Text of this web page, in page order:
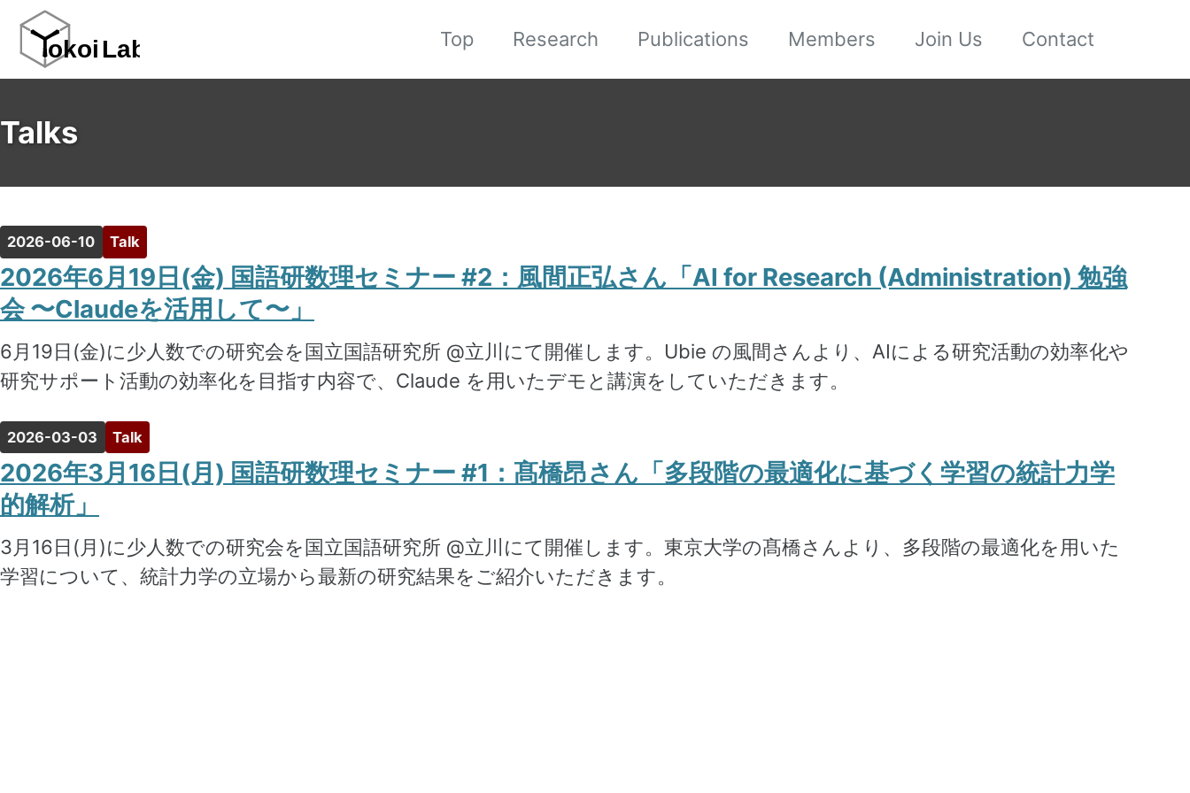
Skip
primary
Skip
content
Skip
footer
Top Research Publications Members Join Us Contact
Talks
2026-06-10 Talk
2026年6月19日(金) 国語研数理セミナー #2：風間正弘さん「AI for Research (Administration) 勉強
会 〜Claudeを活用して〜」
6月19日(金)に少人数での研究会を国立国語研究所 @立川にて開催します。Ubie の風間さんより、AIによる研究活動の効率化や
研究サポート活動の効率化を目指す内容で、Claude を用いたデモと講演をしていただきます。
2026-03-03 Talk
2026年3月16日(月) 国語研数理セミナー #1：髙橋昂さん「多段階の最適化に基づく学習の統計力学
的解析」
3月16日(月)に少人数での研究会を国立国語研究所 @立川にて開催します。東京大学の髙橋さんより、多段階の最適化を用いた
学習について、統計力学の立場から最新の研究結果をご紹介いただきます。